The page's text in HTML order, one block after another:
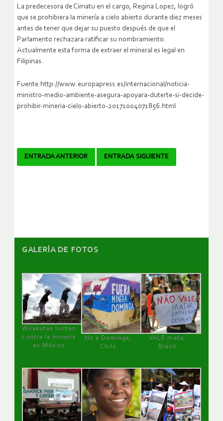
La predecesora de Cimatu en el cargo, Regina Lopez, logró
que se prohibiera la minería a cielo abierto durante diez meses
antes de tener que dejar su puesto después de que el
Parlamento rechazara ratificar su nombramiento.
Actualmente esta forma de extraer el mineral es legal en
Filipinas.
Fuente:http://www.europapress.es/internacional/noticia-
ministro-medio-ambiente-asegura-apoyara-duterte-si-decide-
prohibir-mineria-cielo-abierto-20171004071856.html
Navegador
ENTRADA ANTERIOR ENTRADA SIGUIENTE
GALERÌA DE FOTOS
Wirakutas luchan
contra la minería
en México
No a Dominga,
Chile
VALE mata,
Brasil